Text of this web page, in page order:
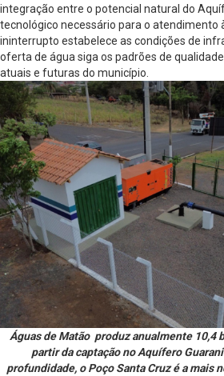
integração entre o potencial natural do
tecnológico necessário para o atendimento
ininterrupto estabelece as condições de
oferta de água siga os padrões de
atuais e futuras do município.
Águas de Matão produz anualmente 10,4
partir da captação no Aquífero
profundidade, o Poço Santa Cruz é a mais